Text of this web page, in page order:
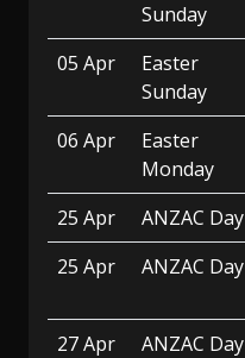
Sunday
05 Apr
Easter
Sunday
06 Apr
Easter
Monday
25 Apr
ANZAC Day
25 Apr
ANZAC Day
27 Apr
ANZAC Day